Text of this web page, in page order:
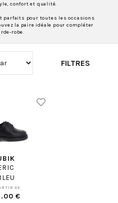
confort et qualité.
parfaits pour toutes les occasions
la paire idéale pour compléter
robe.
FILTRES
DE
€